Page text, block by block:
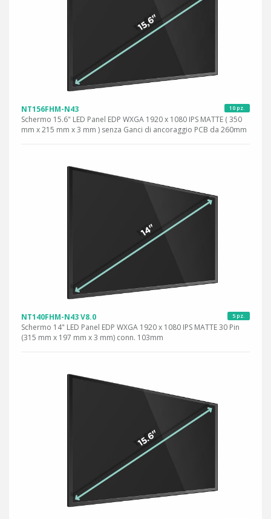
10 pz.
NT156FHM-N43
Schermo 15.6" LED Panel EDP WXGA 1920 x 1080 IPS MATTE ( 350
mm x 215 mm x 3 mm ) senza Ganci di ancoraggio PCB da 260mm
5 pz.
NT140FHM-N43 V8.0
Schermo 14" LED Panel EDP WXGA 1920 x 1080 IPS MATTE 30 Pin
(315 mm x 197 mm x 3 mm) conn. 103mm